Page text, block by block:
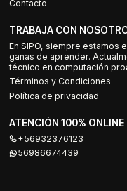
Contacto
TRABAJA CON
En SIPO, siempre estamos
ganas de aprender.
técnico en computación
Términos y Condiciones
Política de privacidad
ATENCIÓN 100% ONLINE
+56932376123
56986674439